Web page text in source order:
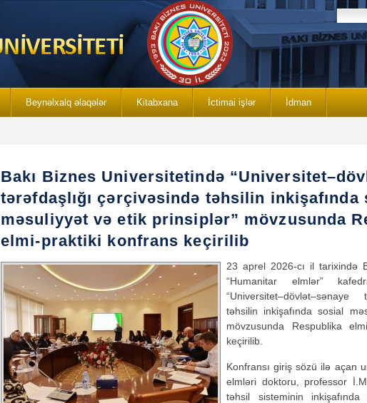
Beynəlxalq əlaqələr Kitabxana İctimai işlər İdman
Bakı Biznes Universitetində
tərəfdaşlığı çərçivəsində təhsilin inkişafında
məsuliyyət və etik prinsiplər” mövzusunda
elmi-praktiki konfrans keçirilib
23 aprel 2026-cı il tarixində
“Humanitar elmlər”
“Universitet–dövlət–sənaye
təhsilin inkişafında sosial
mövzusunda Respublika
keçirilib.
Konfransı giriş sözü ilə açan
elmləri doktoru, professor
təhsil sisteminin inkişafında